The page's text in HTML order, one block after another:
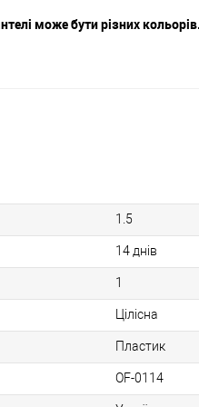
може бути різних
1.5
14 днів
1
Цілісна
Пластик
OF-0114